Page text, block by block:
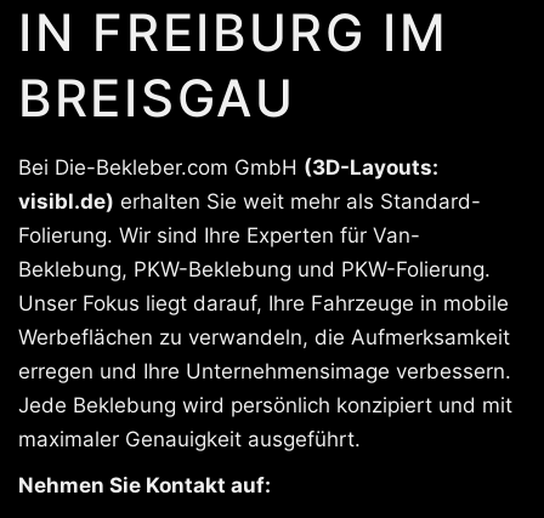
IN FREIBURG IM
BREISGAU
Bei Die-Bekleber.com GmbH (3D-Layouts:
visibl.de) erhalten Sie weit mehr als Standard-
Folierung. Wir sind Ihre Experten für Van-
Beklebung, PKW-Beklebung und PKW-Folierung.
Unser Fokus liegt darauf, Ihre Fahrzeuge in mobile
Werbeflächen zu verwandeln, die Aufmerksamkeit
erregen und Ihre Unternehmensimage verbessern.
Jede Beklebung wird persönlich konzipiert und mit
maximaler Genauigkeit ausgeführt.
Nehmen Sie Kontakt auf: